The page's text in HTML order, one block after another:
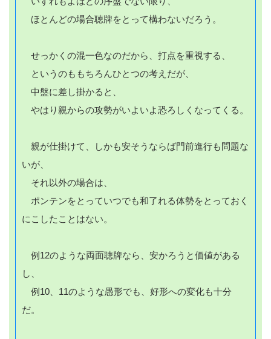
ほとんどの場合聴牌をとって構わないだろう。
せっかくの混一色なのだから、打点を重視する、
というのももちろんひとつの考えだが、
中盤に差し掛かると、
やはり親からの攻勢がいよいよ恐ろしくなってくる。
親が仕掛けて、しかも安そうならば門前進行も問題な
いが、
それ以外の場合は、
ポンテンをとっていつでも和了れる体勢をとっておく
にこしたことはない。
例12のような両面聴牌なら、安かろうと価値がある
し、
例10、11のような愚形でも、好形への変化も十分
だ。